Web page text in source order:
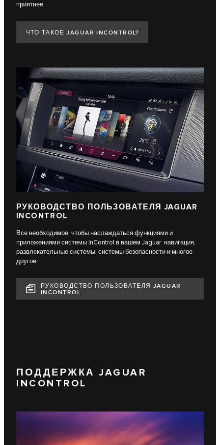
приятнее.
ЧТО ТАКОЕ JAGUAR INCONTROL?
РУКОВОДСТВО ПОЛЬЗОВАТЕЛЯ JAGUAR
INCONTROL
Все необходимое, чтобы наслаждаться функциями и
приложениями системы InControl в вашем Jaguar: навигация,
развлекательные системы, системы безопасности и многое
другое.
РУКОВОДСТВО ПОЛЬЗОВАТЕЛЯ JAGUAR
INCONTROL
ПОДДЕРЖКА JAGUAR
INCONTROL